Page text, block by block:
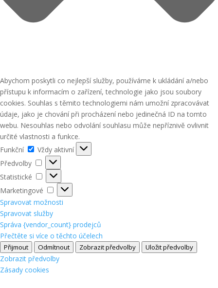
Abychom poskytli co nejlepší služby, používáme k ukládání a/nebo
přístupu k informacím o zařízení, technologie jako jsou soubory
cookies. Souhlas s těmito technologiemi nám umožní zpracovávat
údaje, jako je chování při procházení nebo jedinečná ID na tomto
webu. Nesouhlas nebo odvolání souhlasu může nepříznivě ovlivnit
určité vlastnosti a funkce.
Funkční
Funkční
Vždy aktivní
Předvolby
Předvolby
Statistické
Statistické
Marketingové
Marketingové
Spravovat možnosti
Spravovat služby
Správa {vendor_count} prodejců
Přečtěte si více o těchto účelech
Přijmout Odmítnout Zobrazit předvolby Uložit předvolby
Zobrazit předvolby
Zásady cookies